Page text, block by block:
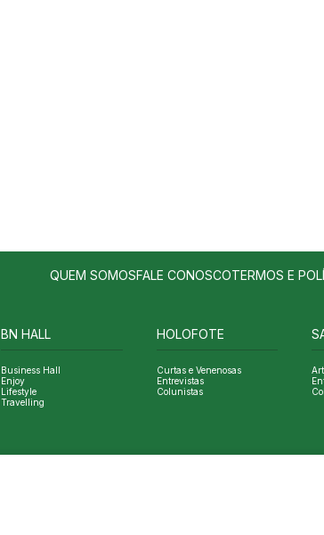
QUEM SOMOSFALE CONOSCOTERMOS E
BN HALL
Business Hall
Enjoy
Lifestyle
Travelling
HOLOFOTE
Curtas e Venenosas
Entrevistas
Colunistas